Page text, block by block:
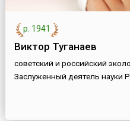
р. 1941
Виктор Туганаев
советский и российский
Заслуженный деятель науки